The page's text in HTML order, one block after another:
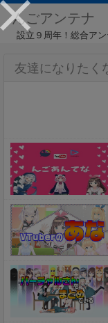
んごアンテナ
設立９周年！総合アン
友達になりたく